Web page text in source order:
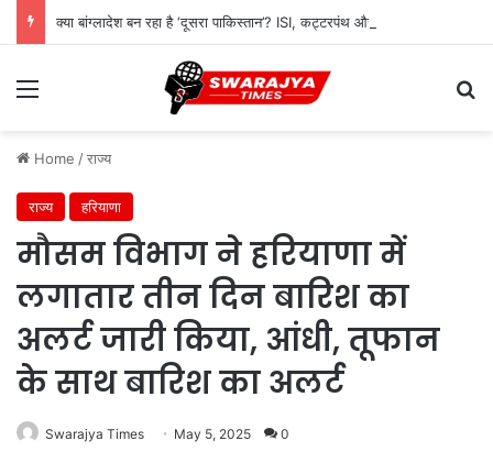
Menu
Home /राज्य
राज्य हरियाणा
मौसम विभाग ने हरियाणा में
लगातार तीन दिन बारिश का
अलर्ट जारी किया, आंधी, तूफान
के साथ बारिश का अलर्ट
Swarajya Times May 5, 2025 0